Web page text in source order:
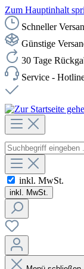
Zum Hauptinhalt
Schneller
Günstige
30 Tage
Service -
inkl. MwSt.
inkl. MwSt.